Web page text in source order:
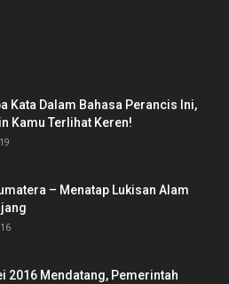
Kata Dalam Bahasa Perancis Ini,
Kamu Terlihat Keren!
– Menatap Lukisan Alam
2016 Mendatang, Pemerintah